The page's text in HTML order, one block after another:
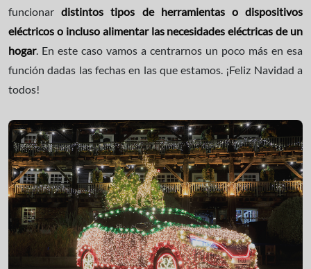
funcionardistintos tipos de herramientas o dispositivos
eléctricos o incluso alimentar las necesidades eléctricas de un
hogar. En este caso vamos a centrarnos un poco más en esa
función dadas las fechas en las que estamos. ¡Feliz Navidad a
todos!